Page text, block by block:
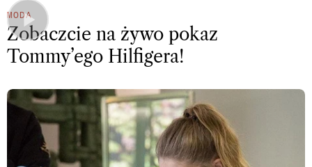
MODA
Zobaczcie na żywo pokaz
Tommy’ego Hilfigera!